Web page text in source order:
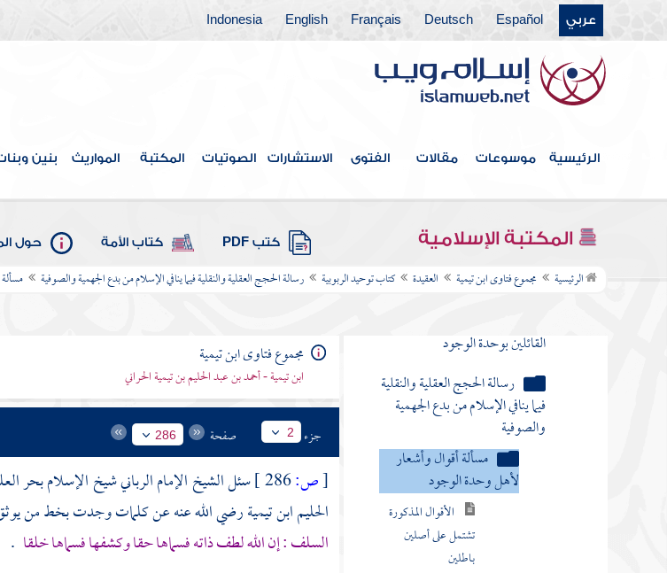
عربي Español
Deutsch
Français
English
Indonesia
الرئيسية موسوعات مقالات الفتوى الاستشارات الصوتيات المكتبة المواريث بنين
المكتبة الإسلامية كتب PDF كتاب الأمة حول
الرئيسية مجموع فتاوى ابن تيمية العقيدة كتاب توحيد الربوبية رسالة الحجج العقلية والنقلية فيما ينافي الإسلام من بدع الجهمية والصوفية
ونحوهم أن كمال النفس في مجرد العلم
فصل حقيقة مذهب الاتحادية
مسألة جماعة اجتمعوا على أمور
بسبب
مسألة رجلين تشاجرا في معنى
فصوص الحكم
القائلين بوحدة الوجود
رسالة الحجج العقلية والنقلية
فيما ينافي الإسلام من بدع الجهمية
والصوفية
مسألة أقوال وأشعار
لأهل وحدة الوجود
الأقوال المذكورة
تشتمل على أصلين
باطلين
مجموع فتاوى ابن تيمية
ابن تيمية - أحمد بن عبد الحليم بن تيمية الحراني
جزء 2 صفحة 286
[ص:286 ] سئل الشيخ الإمام الرباني شيخ الإسلام بحر
الحليم ابن تيميةرضي الله عنه عن كلمات وجدت بخط من
السلف : إن الله لطف ذاته فسماها حقا وكشفها فسماها خلقا .